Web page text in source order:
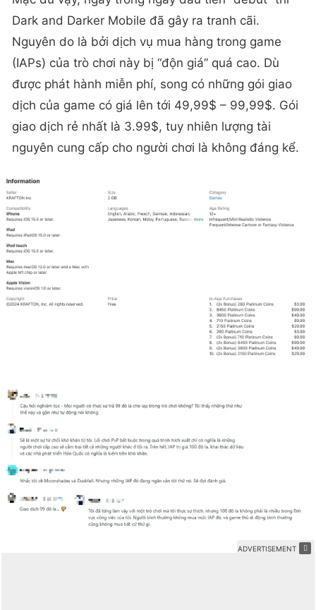
Dark and Darker Mobile đã gây ra tranh cãi.
Nguyên do là bởi dịch vụ mua hàng trong game
(IAPs) của trò chơi này bị “độn giá” quá cao. Dù
được phát hành miễn phí, song có những gói giao
dịch của game có giá lên tới 49,99$ – 99,99$. Gói
giao dịch rẻ nhất là 3.99$, tuy nhiên lượng tài
nguyên cung cấp cho người chơi là không đáng kể.